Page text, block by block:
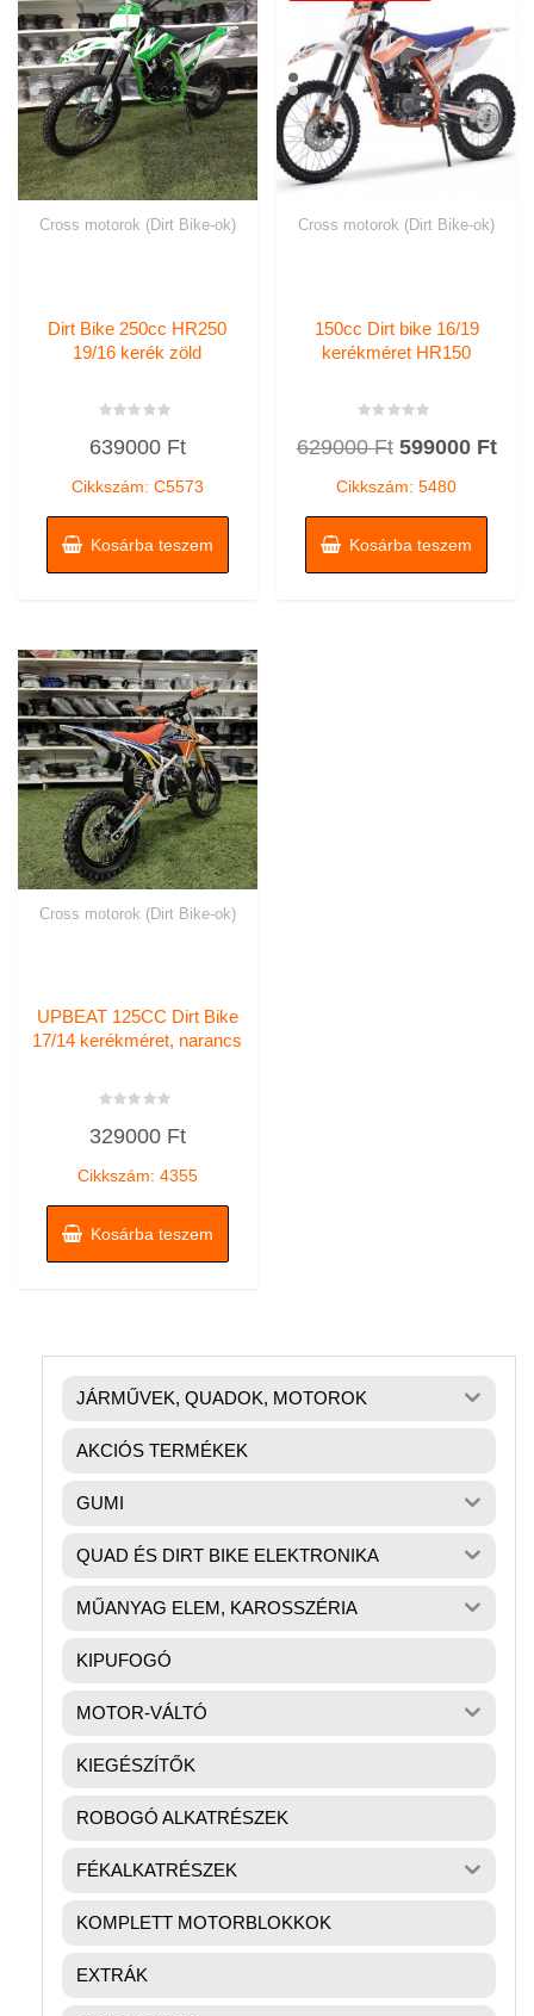
Cross motorok (Dirt Bike-ok)
Dirt Bike 250cc HR250
19/16 kerék zöld
0
639000 Ft
Cikkszám: C5573
Kosárba teszem
Cross motorok (Dirt Bike-ok)
150cc Dirt bike 16/19
kerékméret HR150
0
629000Ft Original
price
was:
629000 Ft.
599000 Ft
Cikkszám: 5480
Kosárba teszem
Cross motorok (Dirt Bike-ok)
UPBEAT 125CC Dirt Bike
17/14 kerékméret, narancs
0
329000 Ft
Cikkszám: 4355
Kosárba teszem
JÁRMŰVEK, QUADOK, MOTOROK
AKCIÓS TERMÉKEK
GUMI
QUAD ÉS DIRT BIKE ELEKTRONIKA
MŰANYAG ELEM, KAROSSZÉRIA
KIPUFOGÓ
MOTOR-VÁLTÓ
KIEGÉSZÍTŐK
ROBOGÓ ALKATRÉSZEK
FÉKALKATRÉSZEK
KOMPLETT MOTORBLOKKOK
EXTRÁK